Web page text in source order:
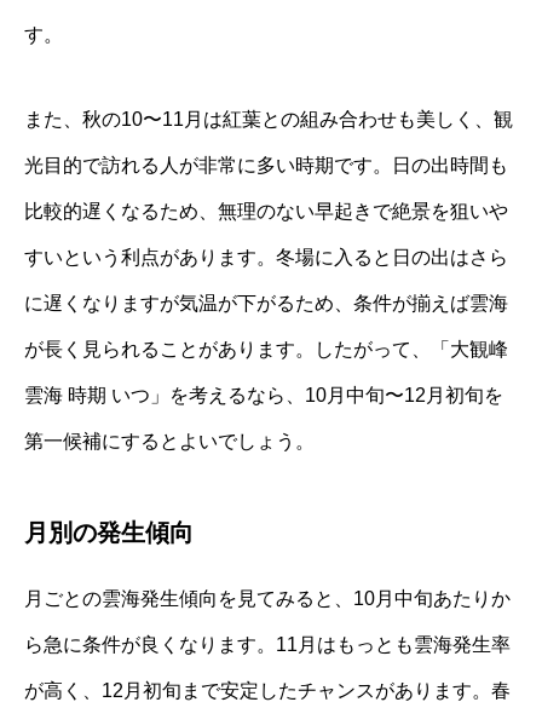
す。
また、秋の10〜11月は紅葉との組み合わせも美しく、観
光目的で訪れる人が非常に多い時期です。日の出時間も
比較的遅くなるため、無理のない早起きで絶景を狙いや
すいという利点があります。冬場に入ると日の出はさら
に遅くなりますが気温が下がるため、条件が揃えば雲海
が長く見られることがあります。したがって、「大観峰
雲海 時期 いつ」を考えるなら、10月中旬〜12月初旬を
第一候補にするとよいでしょう。
月別の発生傾向
月ごとの雲海発生傾向を見てみると、10月中旬あたりか
ら急に条件が良くなります。11月はもっとも雲海発生率
が高く、12月初旬まで安定したチャンスがあります。春